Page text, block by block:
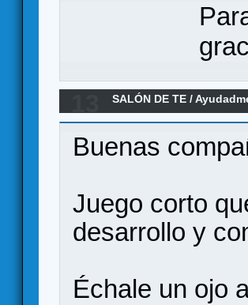
SALÓN DE TE /
Buenas
Juego corto
desarrollo y
Échale un ojo